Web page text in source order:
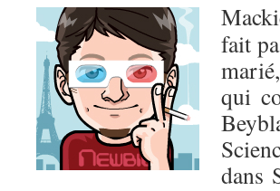
fait
qui
dans